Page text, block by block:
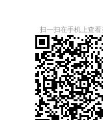
扫一扫在手机上查看